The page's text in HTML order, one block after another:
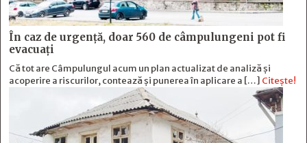
În caz de urgență, doar 560 de câmpulungeni pot fi
evacuați
Că tot are Câmpulungul acum un plan actualizat de analiză și
acoperire a riscurilor, contează și punerea în aplicare a […] Citește!